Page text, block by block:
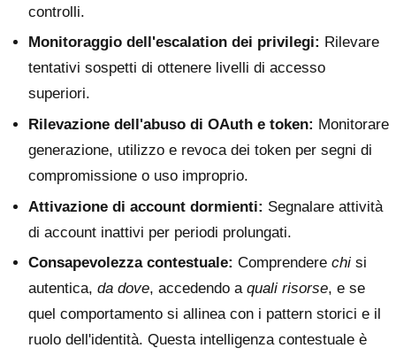
controlli.
Monitoraggio dell'escalation dei privilegi: Rilevare
tentativi sospetti di ottenere livelli di accesso
superiori.
Rilevazione dell'abuso di OAuth e token: Monitorare
generazione, utilizzo e revoca dei token per segni di
compromissione o uso improprio.
Attivazione di account dormienti: Segnalare attività
di account inattivi per periodi prolungati.
Consapevolezza contestuale: Comprendere chi si
autentica, da dove, accedendo a quali risorse, e se
quel comportamento si allinea con i pattern storici e il
ruolo dell'identità. Questa intelligenza contestuale è